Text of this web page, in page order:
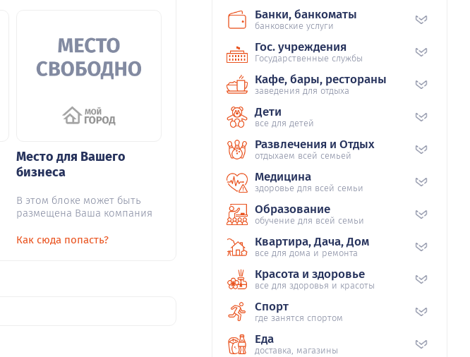
Место для Вашего
бизнеса
В этом блоке может быть
размещена Ваша компания
Как сюда попасть?
Банки, банкоматы
банковские услуги
Гос. учреждения
Государственные службы
Кафе, бары, рестораны
заведения для отдыха
Дети
все для детей
Развлечения и Отдых
отдыхаем всей семьей
Медицина
здоровье для всей семьи
Образование
обучение для всей семьи
Квартира, Дача, Дом
все для дома и ремонта
Красота и здоровье
все для здоровья и красоты
Спорт
где занятся спортом
Еда
доставка, магазины